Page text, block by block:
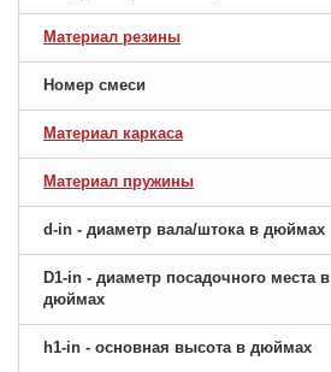
Материал резины
Номер смеси
Материал каркаса
Материал пружины
d-in - диаметр вала/штока в дюймах
D1-in - диаметр посадочного места в
дюймах
h1-in - основная высота в дюймах